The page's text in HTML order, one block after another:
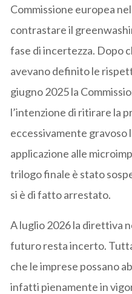
Commissione europea
contrastare il
fase di incertezza. Dopo
avevano definito le
giugno 2025 la
l’intenzione di ritirare la
eccessivamente gravoso
applicazione alle
trilogo finale è stato
si è di fatto arrestato.
A luglio 2026 la direttiva
futuro resta incerto.
che le imprese possano
infatti pienamente in